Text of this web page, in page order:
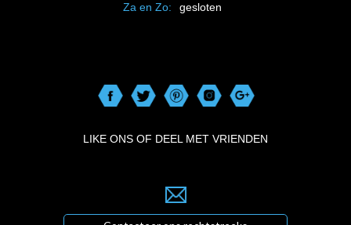
Za en Zo:
gesloten
LIKE ONS OF DEEL MET VRIENDEN